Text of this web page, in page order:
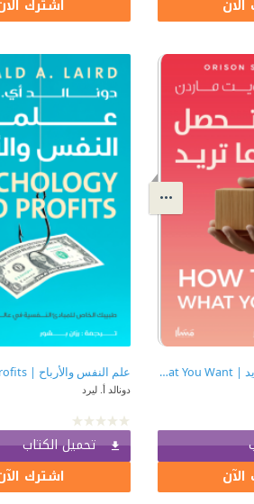
اشترك
كيف تحصل على ما تريد | How To Get What You Want
دونالد أ. ليرد
تحميل الكتاب
اشترك